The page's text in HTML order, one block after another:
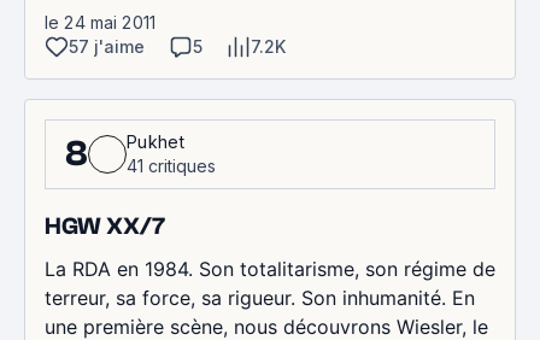
le 24 mai 2011
57 j'aime
5 7.2K
8
Pukhet
41 critiques
HGW XX/7
La RDA en 1984. Son totalitarisme, son régime de
terreur, sa force, sa rigueur. Son inhumanité. En
une première scène, nous découvrons Wiesler, le